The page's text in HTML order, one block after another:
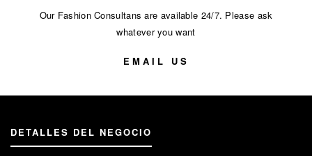
Our Fashion Consultans are available 24/7. Please ask
whatever you want
EMAIL US
DETALLES DEL NEGOCIO